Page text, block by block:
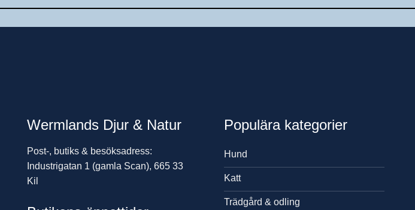
Wermlands Djur & Natur
Post-, butiks & besöksadress:
Industrigatan 1 (gamla Scan), 665 33
Kil
Populära kategorier
Hund
Katt
Trädgård & odling